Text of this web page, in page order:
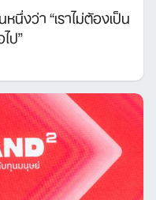
นึ่งว่า “เราไม่ต้องเป็น
ป”